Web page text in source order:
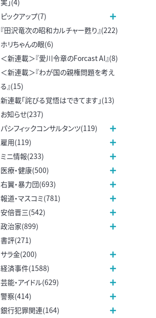
ピックアップ(7)
『田沢竜次の昭和カルチャー甦り』(222)
ホリちゃんの眼(6)
＜新連載＞『愛川令章のForcast AI』(8)
＜新連載＞『わが国の親権問題を考え
る』(15)
新連載「詫びる覚悟はできてます」(13)
お知らせ(237)
パシフィックコンサルタンツ(119)
雇用(119)
ミニ情報(233)
医療・健康(500)
右翼・暴力団(693)
報道・マスコミ(781)
安倍晋三(542)
政治家(899)
書評(271)
サラ金(200)
経済事件(1588)
芸能・アイドル(629)
警察(414)
銀行犯罪関連(164)